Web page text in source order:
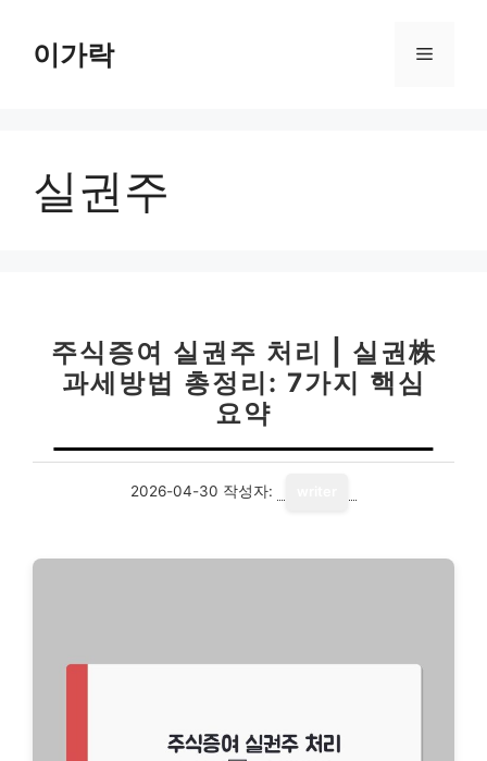
이가락 메
실권주
주식증여 실권주 처리 | 실권株
과세방법 총정리: 7가지 핵심
요약
2026-04-30 작성자: